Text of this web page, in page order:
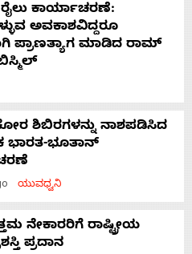
ಕಾರ್ಯಾಚರಣೆ:
ಅವಕಾಶವಿದ್ದರೂ
ಪ್ರಾಣತ್ಯಾಗ ಮಾಡಿದ ರಾಮ್
ಶಿಬಿರಗಳನ್ನು ನಾಶಪಡಿಸಿದ
ಭಾರತ-ಭೂತಾನ್
ಯುವಧ್ವನಿ
ನೇಕಾರರಿಗೆ ರಾಷ್ಟ್ರೀಯ
ಪ್ರದಾನ